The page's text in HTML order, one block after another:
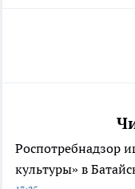
Роспотребнадзор
культуры» в